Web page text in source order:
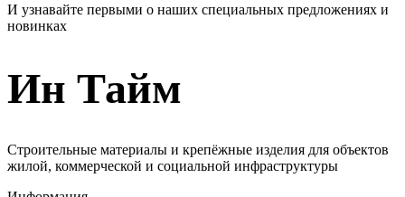
И узнавайте первыми о наших специальных предложениях и
новинках
Ин Тайм
Строительные материалы и крепёжные изделия для объектов
жилой, коммерческой и социальной инфраструктуры